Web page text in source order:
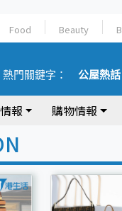
Food Beauty
熱門關鍵字： 公屋熱話
報 購物情報